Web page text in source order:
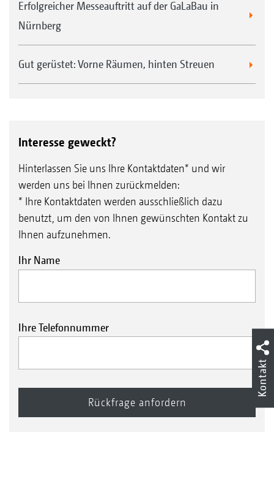
Erfolgreicher Messeauftritt auf der GaLaBau in
Nürnberg
Gut gerüstet: Vorne Räumen, hinten Streuen
Interesse geweckt?
Hinterlassen Sie uns Ihre Kontaktdaten* und wir
werden uns bei Ihnen zurückmelden:
* Ihre Kontaktdaten werden ausschließlich dazu
benutzt, um den von Ihnen gewünschten Kontakt zu
Ihnen aufzunehmen.
Ihr Name
Ihre Telefonnummer
Kontakt